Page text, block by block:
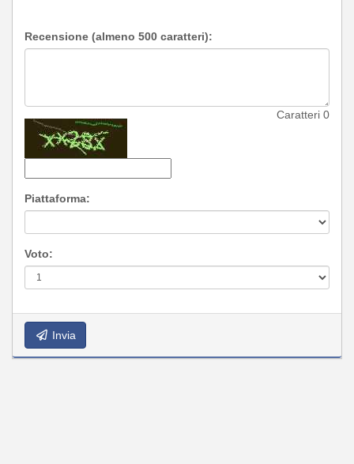
Recensione (almeno 500 caratteri):
Caratteri 0
Piattaforma:
Voto:
Invia